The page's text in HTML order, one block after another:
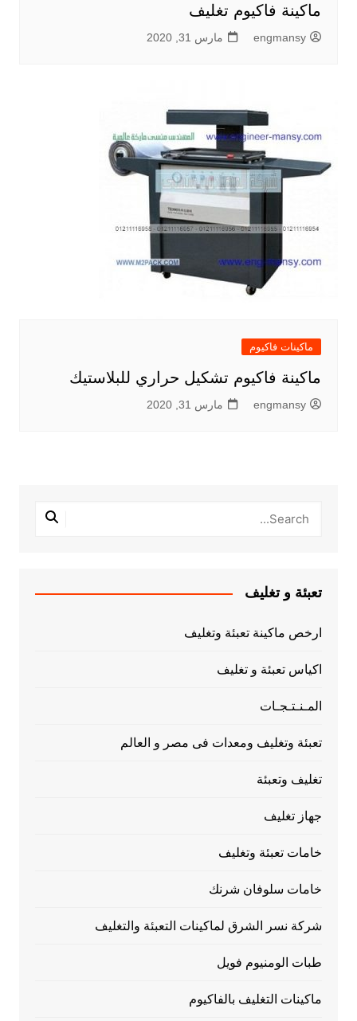
ماكينة فاكيوم تغليف
engmansy مارس 31, 2020
ماكينات فاكيوم
ماكينة فاكيوم تشكيل حراري للبلاستيك
engmansy مارس 31, 2020
تعبئة و تغليف
ارخص ماكينة تعبئة وتغليف
اكياس تعبئة و تغليف
المـنـتـجـات
تعبئة وتغليف ومعدات فى مصر و العالم
تغليف وتعبئة
جهاز تغليف
خامات تعبئة وتغليف
خامات سلوفان شرنك
شركة نسر الشرق لماكينات التعبئة والتغليف
طبات الومنيوم فويل
ماكينات التغليف بالفاكيوم